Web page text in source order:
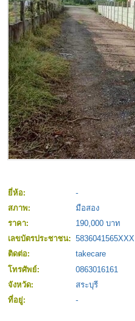
ยี่ห้อ: -
สภาพ:
มือสอง
ราคา:
190,000 บาท
เลขบัตรประชาชน: 5836041565XXX
ติดต่อ:
takecare
โทรศัพย์:
0863016161
จังหวัด:
สระบุรี
ที่อยู่:
-